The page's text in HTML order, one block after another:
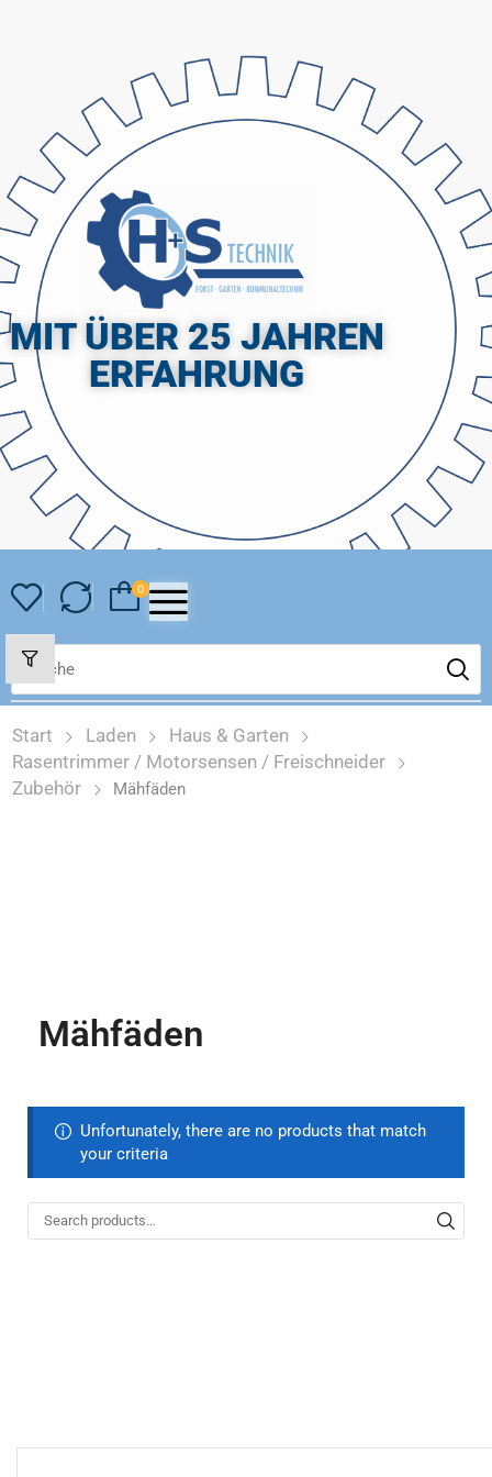
MIT ÜBER 25 JAHREN
ERFAHRUNG
0
Start Laden
Haus & Garten
Rasentrimmer / Motorsensen / Freischneider
Zubehör
Mähfäden
Mähfäden
Unfortunately, there are no products that match
your criteria